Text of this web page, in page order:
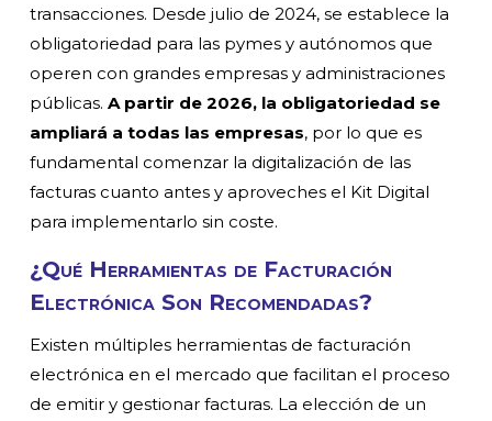
transacciones. Desde julio de 2024, se establece la
obligatoriedad para las pymes y autónomos que
operen con grandes empresas y administraciones
públicas. A partir de 2026, la obligatoriedad se
ampliará a todas las empresas, por lo que es
fundamental comenzar la digitalización de las
facturas cuanto antes y aproveches el Kit Digital
para implementarlo sin coste.
¿Qué Herramientas de Facturación
Electrónica Son Recomendadas?
Existen múltiples herramientas de facturación
electrónica en el mercado que facilitan el proceso
de emitir y gestionar facturas. La elección de un